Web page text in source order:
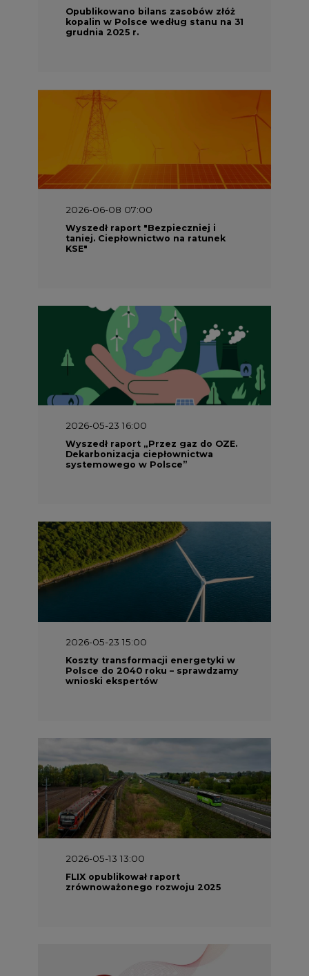
Opublikowano bilans zasobów złóż
kopalin w Polsce według stanu na 31
grudnia 2025 r.
2026-06-08 07:00
Wyszedł raport "Bezpieczniej i
taniej. Ciepłownictwo na ratunek
KSE"
2026-05-23 16:00
Wyszedł raport „Przez gaz do OZE.
Dekarbonizacja ciepłownictwa
systemowego w Polsce”
2026-05-23 15:00
Koszty transformacji energetyki w
Polsce do 2040 roku – sprawdzamy
wnioski ekspertów
2026-05-13 13:00
FLIX opublikował raport
zrównoważonego rozwoju 2025